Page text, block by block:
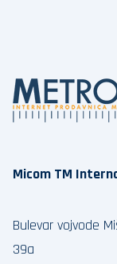
Micom TM
Bulevar vojvode
39a